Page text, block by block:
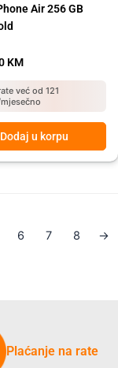
Air 256 GB
KM
već od 121
Dodaj u korpu
6 7 8 →
Plaćanje na rate